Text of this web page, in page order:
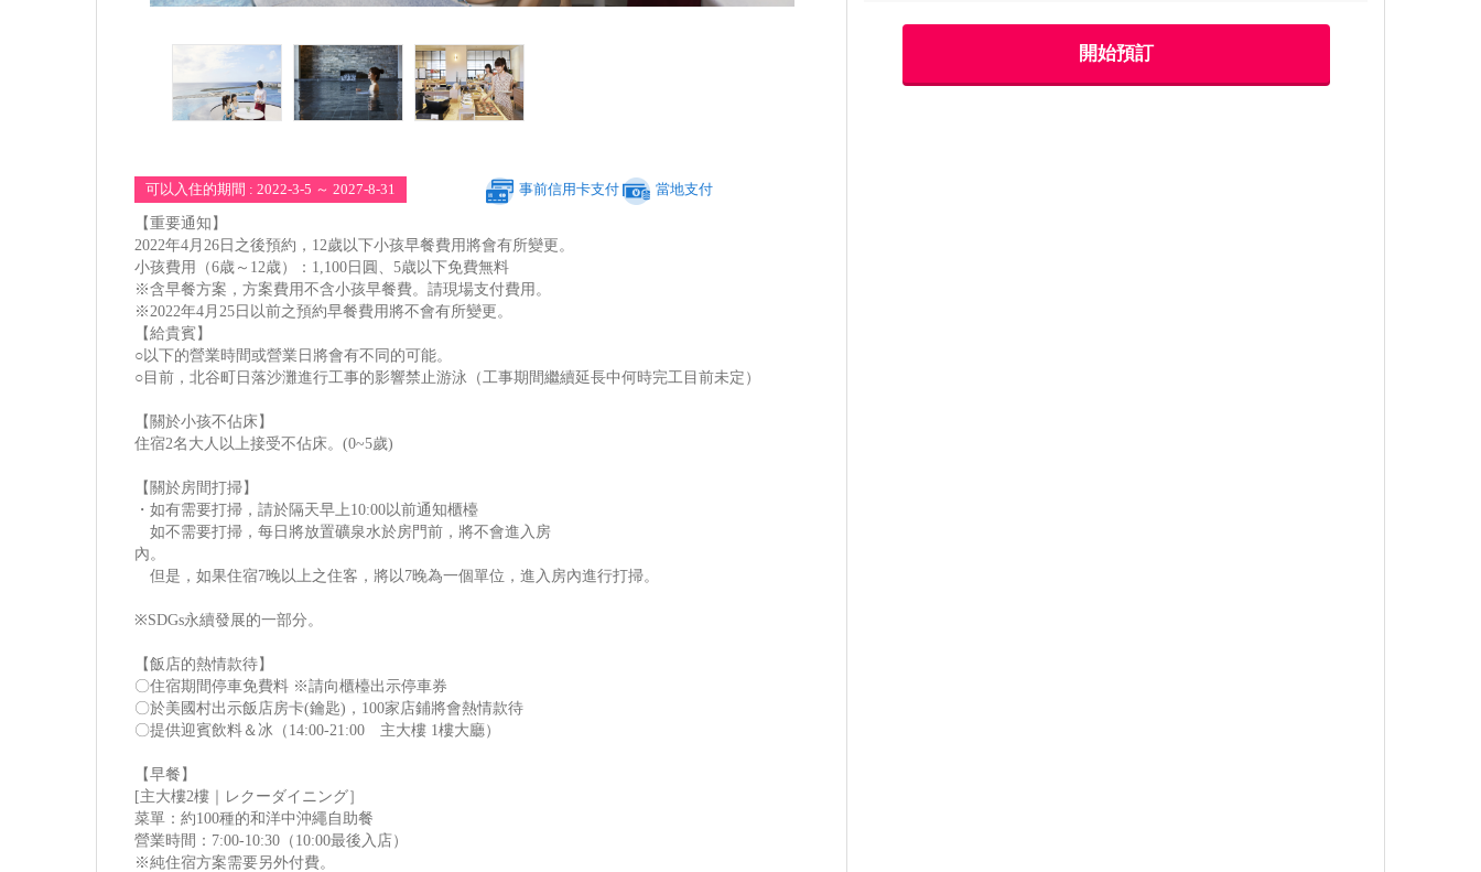
可以入住的期間 : 2022-3-5 ～ 2027-8-31 事前信用卡支付 當地支付
【重要通知】
2022年4月26日之後預約，12歲以下小孩早餐費用將會有所變更。
小孩費用（6歳～12歳）：1,100日圓、5歳以下免費無料
※含早餐方案，方案費用不含小孩早餐費。請現場支付費用。
※2022年4月25日以前之預約早餐費用將不會有所變更。
【給貴賓】
○以下的營業時間或營業日將會有不同的可能。
○目前，北谷町日落沙灘進行工事的影響禁止游泳（工事期間繼續延長中何時完工目前未定）
【關於小孩不佔床】
住宿2名大人以上接受不佔床。(0~5歲)
【關於房間打掃】
・如有需要打掃，請於隔天早上10:00以前通知櫃檯
如不需要打掃，每日將放置礦泉水於房門前，將不會進入房
內。
但是，如果住宿7晚以上之住客，將以7晚為一個單位，進入房內進行打掃。
※SDGs永續發展的一部分。
【飯店的熱情款待】
〇住宿期間停車免費料 ※請向櫃檯出示停車券
〇於美國村出示飯店房卡(鑰匙)，100家店鋪將會熱情款待
〇提供迎賓飲料＆冰（14:00-21:00 主大樓 1樓大廳）
【早餐】
[主大樓2樓｜レクーダイニング］
菜單：約100種的和洋中沖繩自助餐
營業時間：7:00-10:30（10:00最後入店）
※純住宿方案需要另外付費。